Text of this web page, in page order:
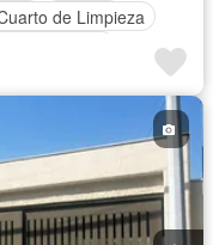
de Limpieza